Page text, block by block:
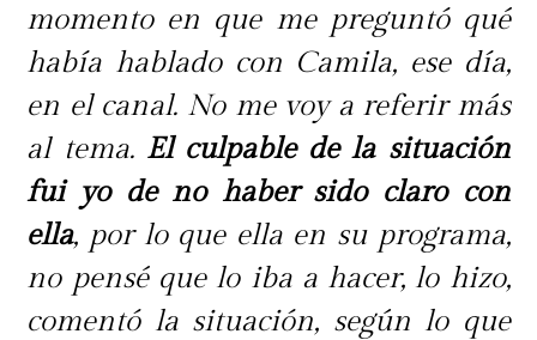
momento en que me preguntó qué
había hablado con Camila, ese día,
en el canal. No me voy a referir más
al tema. El culpable de la situación
fui yo de no haber sido claro con
ella, por lo que ella en su programa,
no pensé que lo iba a hacer, lo hizo,
comentó la situación, según lo que